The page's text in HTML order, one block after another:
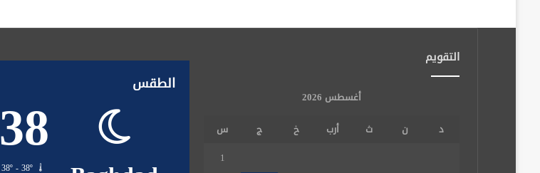
التقويم
أغسطس 2026
د
ن ث أرب خ ج
س
1
الطقس 38
38º - 38º